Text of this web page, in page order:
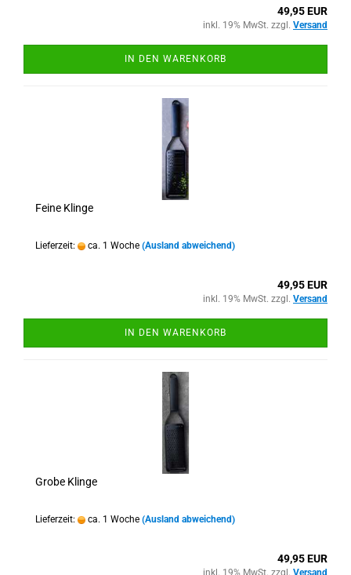
49,95 EUR
inkl. 19% MwSt. zzgl. Versand
IN DEN WARENKORB
Feine Klinge
Lieferzeit: ca. 1 Woche (Ausland abweichend)
49,95 EUR
inkl. 19% MwSt. zzgl. Versand
IN DEN WARENKORB
Grobe Klinge
Lieferzeit: ca. 1 Woche (Ausland abweichend)
49,95 EUR
inkl. 19% MwSt. zzgl. Versand